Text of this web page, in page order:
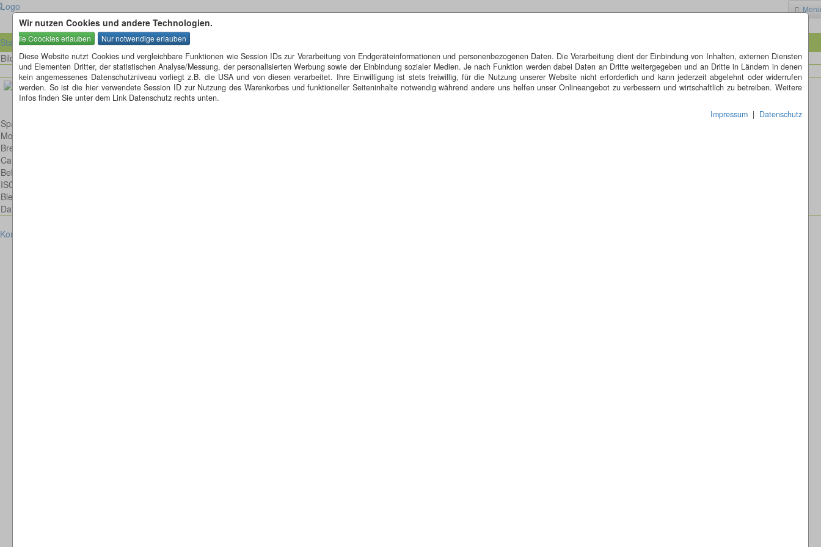
Wir nutzen Cookies und andere Technologien.
Diese Website nutzt Cookies und vergleichbare Funktionen wie Session IDs zur Verarbeitung von Endgeräteinformationen und personenbezogenen Daten. Die Verarbeitung dient der Einbindung von Inhalten, externen Diensten
und Elementen Dritter, der statistischen Analyse/Messung, der personalisierten Werbung sowie der Einbindung sozialer Medien. Je nach Funktion werden dabei Daten an Dritte weitergegeben und an Dritte in Ländern in denen
kein angemessenes Datenschutzniveau vorliegt z.B. die USA und von diesen verarbeitet. Ihre Einwilligung ist stets freiwillig, für die Nutzung unserer Website nicht erforderlich und kann jederzeit abgelehnt oder widerrufen
werden. So ist die hier verwendete Session ID zur Nutzung des Warenkorbes und funktioneller Seiteninhalte notwendig während andere uns helfen unser Onlineangebot zu verbessern und wirtschaftlich zu betreiben. Weitere
Infos finden Sie unter dem Link Datenschutz rechts unten.
Impressum | Datenschutz
Startseite
Bild 18 von 35Bilder
Spatz
Model: Canon EOS 600D
Brennweite: 300mm
Canon EF 300mm 1:4,0 L IS USM
Belichtungsdauer : 1/2000
ISO: 400
Blende: f/4.0
Datum: 2013:05:02 14:57:42
Kontakt